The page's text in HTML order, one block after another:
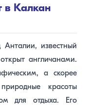
в Калкан
известный
англичанами.
а скорее
красоты
для отдыха. Его